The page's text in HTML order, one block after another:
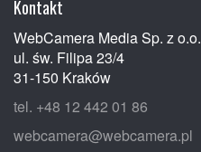
Kontakt
WebCamera Media Sp. z o.o.
ul. św. Filipa 23/4
31-150 Kraków
tel. +48 12 442 01 86
webcamera@webcamera.pl